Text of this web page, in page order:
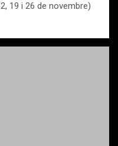
19 i 26 de novembre)